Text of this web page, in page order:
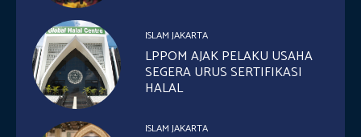
ISLAM JAKARTA
LPPOM AJAK PELAKU USAHA
SEGERA URUS SERTIFIKASI
HALAL
ISLAM JAKARTA